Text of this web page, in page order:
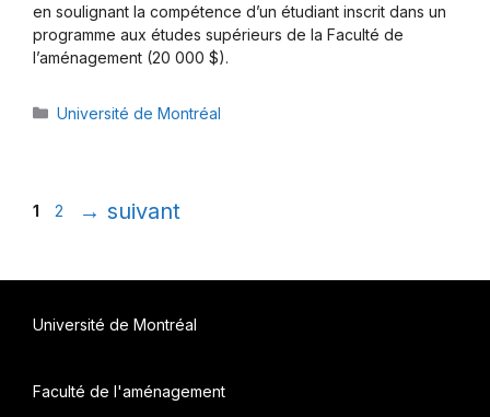
en soulignant la compétence d’un étudiant inscrit dans un
programme aux études supérieurs de la Faculté de
l’aménagement (20 000 $).
Catégories
Université de Montréal
Page
1 Page
2 → suivant
Université de Montréal
Faculté de l'aménagement